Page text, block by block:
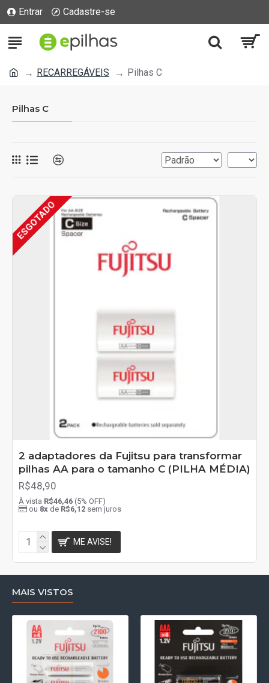
Entrar Cadastre-se
RECARREGÁVEIS Pilhas C
Pilhas C
ESGOTADO
2 adaptadores da Fujitsu para transformar
pilhas AA para o tamanho C (PILHA MÉDIA)
R$48,90
À vista R$46,46 (5% OFF)
ou 8x de R$6,12 sem juros
ME AVISE!
MAIS VISTOS